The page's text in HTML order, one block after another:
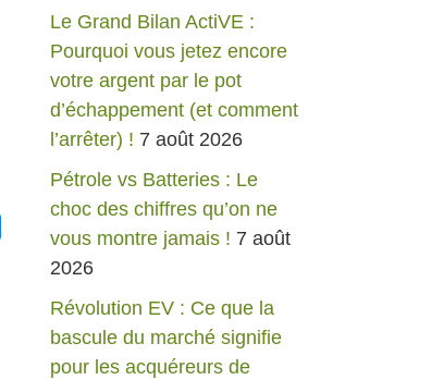
Le Grand Bilan ActiVE :
Pourquoi vous jetez encore
votre argent par le pot
d’échappement (et comment
l’arrêter) ! 7 août 2026
Pétrole vs Batteries : Le
choc des chiffres qu’on ne
vous montre jamais ! 7 août
2026
Révolution EV : Ce que la
bascule du marché signifie
pour les acquéreurs de